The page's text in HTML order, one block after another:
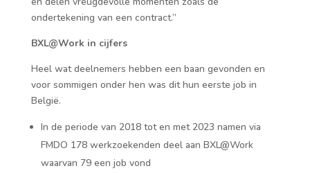
ondertekening van een contract.”
BXL@Work in cijfers
Heel wat deelnemers hebben een baan gevonden en
voor sommigen onder hen was dit hun eerste job in
België.
In de periode van 2018 tot en met 2023 namen via
FMDO 178 werkzoekenden deel aan BXL@Work
waarvan 79 een job vond